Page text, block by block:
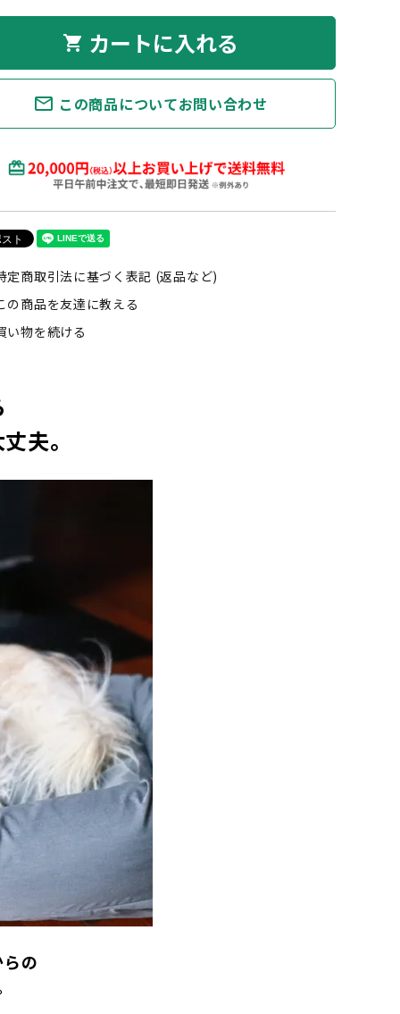
shopping_cart カートに入れる
mail_outline この商品についてお問い合わせ
定商取引法に基づく表記 (返品など)
の商品を友達に教える
い物を続ける
夫。
の